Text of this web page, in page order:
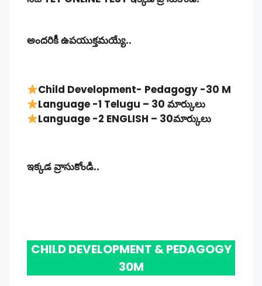
అందరికీ ఉపయుక్తమయ్యే..
Child Development- Pedagogy -30 M
Language -1 Telugu – 30 మార్కులు
Language -2 ENGLISH – 30మార్కులు
ఇక్కడ వ్రాసుకోండి..
CHILD DEVELOPMENT & PEDAGOGY
30M